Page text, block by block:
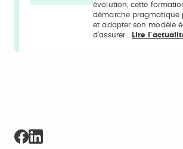
évolution, cette
démarche pragmatique
et adapter son modèle
d’assurer…
Lire